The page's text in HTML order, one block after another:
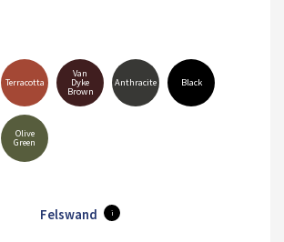
Terracotta
Van
Dyke
Brown
Anthracite Black
Olive
Green
Felswand i